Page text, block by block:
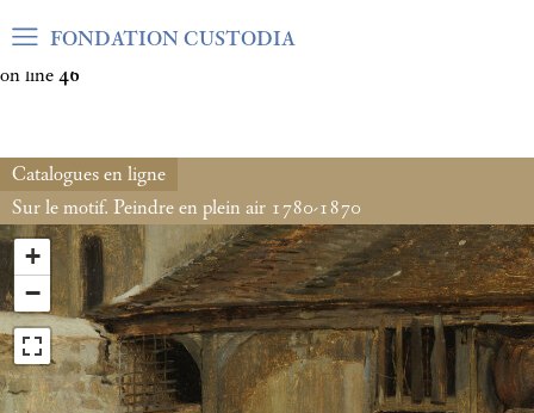
Warning: Undefined array key "var_mode" in
on line 46
FONDATION CUSTODIA
Catalogues en ligne
Sur le motif. Peindre en plein air 1780-1870
+
−